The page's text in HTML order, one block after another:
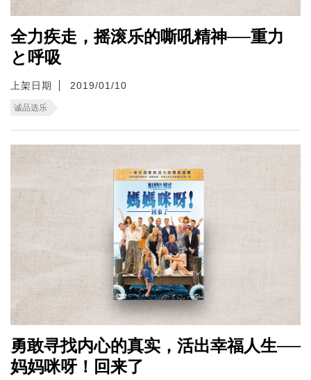
全力疾走，摇滚乐的嘶吼精神──重力
と呼吸
上架日期 2019/01/10
诚品选乐
勇敢寻找内心的真实，活出幸福人生──
妈妈咪呀！回来了